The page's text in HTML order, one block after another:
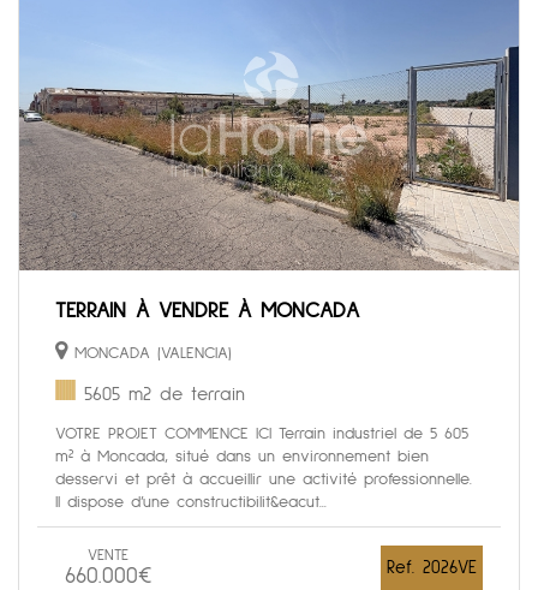
TERRAIN À VENDRE À MONCADA
MONCADA (VALENCIA)
5605 m2 de terrain
VOTRE PROJET COMMENCE ICI Terrain industriel de 5 605
m² à Moncada, situé dans un environnement bien
desservi et prêt à accueillir une activité professionnelle.
Il dispose d’une constructibilit&eacut...
VENTE
660.000€ Ref. 2026VE